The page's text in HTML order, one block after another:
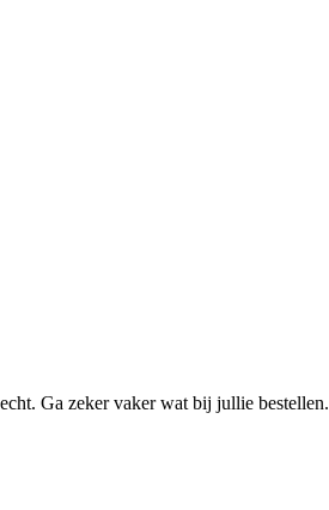
Ga zeker vaker wat bij jullie bestellen.